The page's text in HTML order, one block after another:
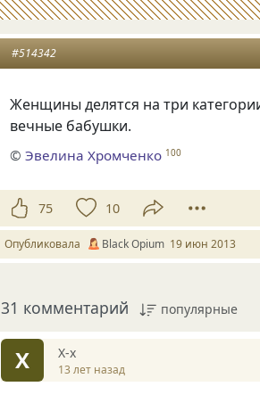
#514342
Женщины делятся на три
вечные бабушки.
©Эвелина Хромченко 100
75 10
Опубликовала Вlack Оpium 19 июн 2013
31 комментарий популярные
X X-x
13 лет назад